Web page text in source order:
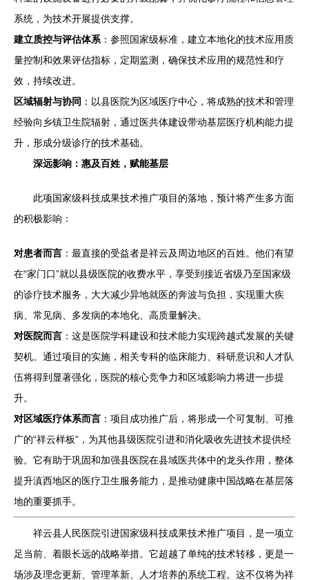
系统，为技术开展提供支撑。
建立质控与评估体系 ：参照国家级标准，建立本地化的技术应用质
量控制和效果评估指标，定期监测，确保技术应用的规范性和疗
效，持续改进。
区域辐射与协同 ：以县医院为区域医疗中心，将成熟的技术和管理
经验向乡镇卫生院辐射，通过医共体建设带动基层医疗机构能力提
升，形成分级诊疗的技术基础。
深远影响：惠及百姓，赋能基层
此项国家级科技成果技术推广项目的落地，预计将产生多方面
的积极影响：
对患者而言 ：最直接的受益者是祥云及周边地区的百姓。他们有望
在“家门口”就以县级医院的收费水平，享受到接近省级乃至国家级
的诊疗技术服务，大大减少异地就医的奔波与负担，实现重大疾
病、常见病、多发病的本地化、高质量解决。
对医院而言 ：这是医院学科建设和技术能力实现跨越式发展的关键
契机。通过项目的实施，相关专科的临床能力、科研意识和人才队
伍将得到显著强化，医院的核心竞争力和区域影响力将进一步提
升。
对区域医疗体系而言 ：项目成功推广后，将形成一个可复制、可推
广的“祥云样板”，为其他县级医院引进和消化吸收先进技术提供经
验。它有助于巩固和加强县医院在县域医共体中的龙头作用，整体
提升滇西地区的医疗卫生服务能力，是推动健康中国战略在基层落
地的重要抓手。
祥云县人民医院引进国家级科技成果技术推广项目，是一项立
足当前、着眼长远的战略举措。它超越了单纯的技术转移，更是一
场涉及理念更新、管理革新、人才培养的系统工程。这不仅将为祥